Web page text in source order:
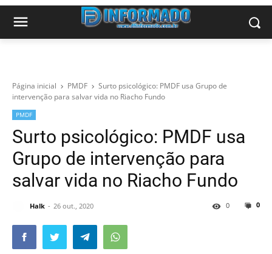
Página inicial PMDF
Surto psicológico: PMDF usa Grupo de
intervenção para salvar vida no Riacho Fundo
PMDF
Surto psicológico: PMDF usa
Grupo de intervenção para
salvar vida no Riacho Fundo
Halk 26 out., 2020 0
0